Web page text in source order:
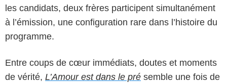
les candidats, deux frères participent simultanément
à l’émission, une configuration rare dans l’histoire du
programme.
Entre coups de cœur immédiats, doutes et moments
de vérité, L’Amour est dans le pré semble une fois de